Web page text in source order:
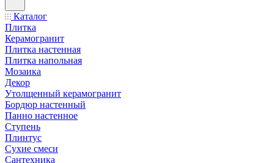
Каталог
Плитка
Керамогранит
Плитка настенная
Плитка напольная
Мозаика
Декор
Утолщенный керамогранит
Бордюр настенный
Панно настенное
Ступень
Плинтус
Сухие смеси
Сантехника